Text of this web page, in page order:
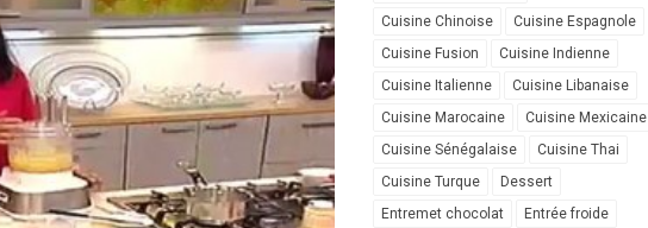
Cuisine Chinoise
Cuisine Espagnole
Cuisine Fusion
Cuisine Indienne
Cuisine Italienne
Cuisine Libanaise
Cuisine Marocaine
Cuisine Mexicaine
Cuisine Sénégalaise
Cuisine Thai
Cuisine Turque
Dessert
Entremet chocolat
Entrée froide